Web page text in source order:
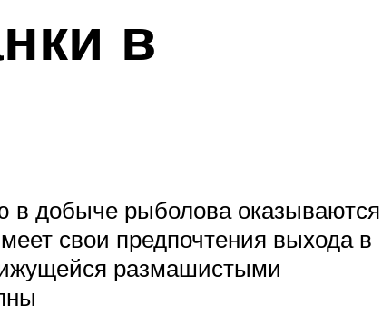
в
добыче рыболова оказываются
свои предпочтения выхода в
размашистыми